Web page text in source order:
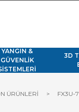
YANGIN &
GÜVENLİK
3D
ÜRÜNLERİ FX3U-